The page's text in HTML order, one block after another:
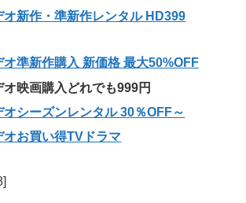
新作・準新作レンタル HD399
準新作購入 新価格 最大50%OFF
映画購入どれでも999円
シーズンレンタル 30％OFF～
お買い得TVドラマ